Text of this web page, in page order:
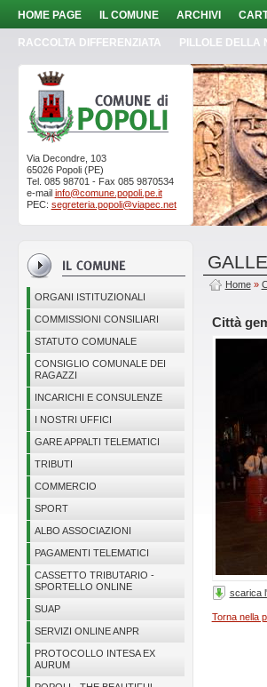
HOME PAGE IL COMUNE ARCHIVI
RACCOLTA DIFFERENZIATA PILLOLE DELLA
Via Decondre, 103
65026 Popoli (PE)
Tel. 085 98701 - Fax 085 9870534
e-mail info@comune.popoli.pe.it
PEC: segreteria.popoli@viapec.net
ORGANI ISTITUZIONALI
COMMISSIONI CONSILIARI
STATUTO COMUNALE
CONSIGLIO COMUNALE DEI
RAGAZZI
INCARICHI E CONSULENZE
I NOSTRI UFFICI
GARE APPALTI TELEMATICI
TRIBUTI
COMMERCIO
SPORT
ALBO ASSOCIAZIONI
PAGAMENTI TELEMATICI
CASSETTO TRIBUTARIO -
SPORTELLO ONLINE
SUAP
SERVIZI ONLINE ANPR
PROTOCOLLO INTESA EX
AURUM
Home»
Città
scarica
Torna nella